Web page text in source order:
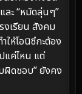
ละ “หมัดลุ่นๆ”
งเรียน สังคม
ห้โอนิซึกะต้อง
แค่ไหน แต่
ผิดชอบ” ยังคง